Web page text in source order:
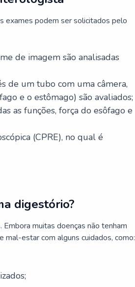
exames podem ser solicitados pelo
de imagem são analisadas
de um tubo com uma câmera,
e o estômago) são avaliados;
as funções, força do esôfago e
(CPRE), no qual é
digestório?
muitas doenças não tenham
mal-estar com alguns cuidados, como: